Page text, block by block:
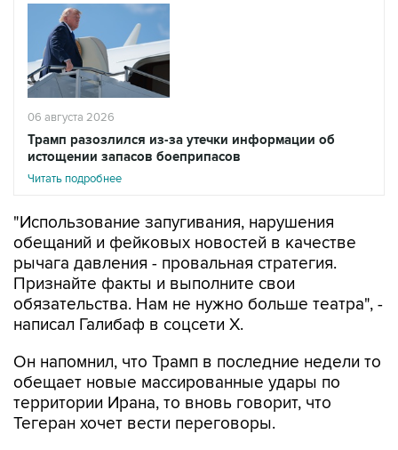
06 августа 2026
Трамп разозлился из-за утечки информации об
истощении запасов боеприпасов
Читать подробнее
"Использование запугивания, нарушения
обещаний и фейковых новостей в качестве
рычага давления - провальная стратегия.
Признайте факты и выполните свои
обязательства. Нам не нужно больше театра", -
написал Галибаф в соцсети X.
Он напомнил, что Трамп в последние недели то
обещает новые массированные удары по
территории Ирана, то вновь говорит, что
Тегеран хочет вести переговоры.